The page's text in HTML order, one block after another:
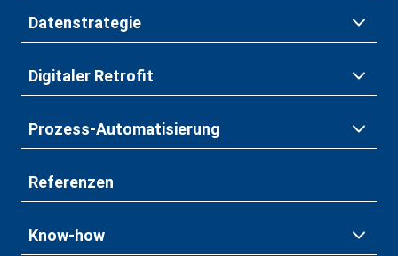
Datenstrategie
Digitaler Retrofit
Prozess-Automatisierung
Referenzen
Know-how